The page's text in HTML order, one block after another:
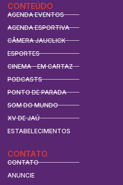
CONTEÚDO
AGENDA EVENTOS
AGENDA ESPORTIVA
CÂMERA JAUCLICK
ESPORTES
CINEMA - EM CARTAZ
PODCASTS
PONTO DE PARADA
SOM DO MUNDO
XV DE JAÚ
ESTABELECIMENTOS
CONTATO
CONTATO
ANUNCIE